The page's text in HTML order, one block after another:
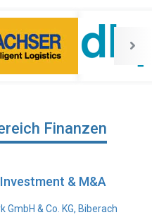
Finanzen
& M&A
& Co. KG, Biberach